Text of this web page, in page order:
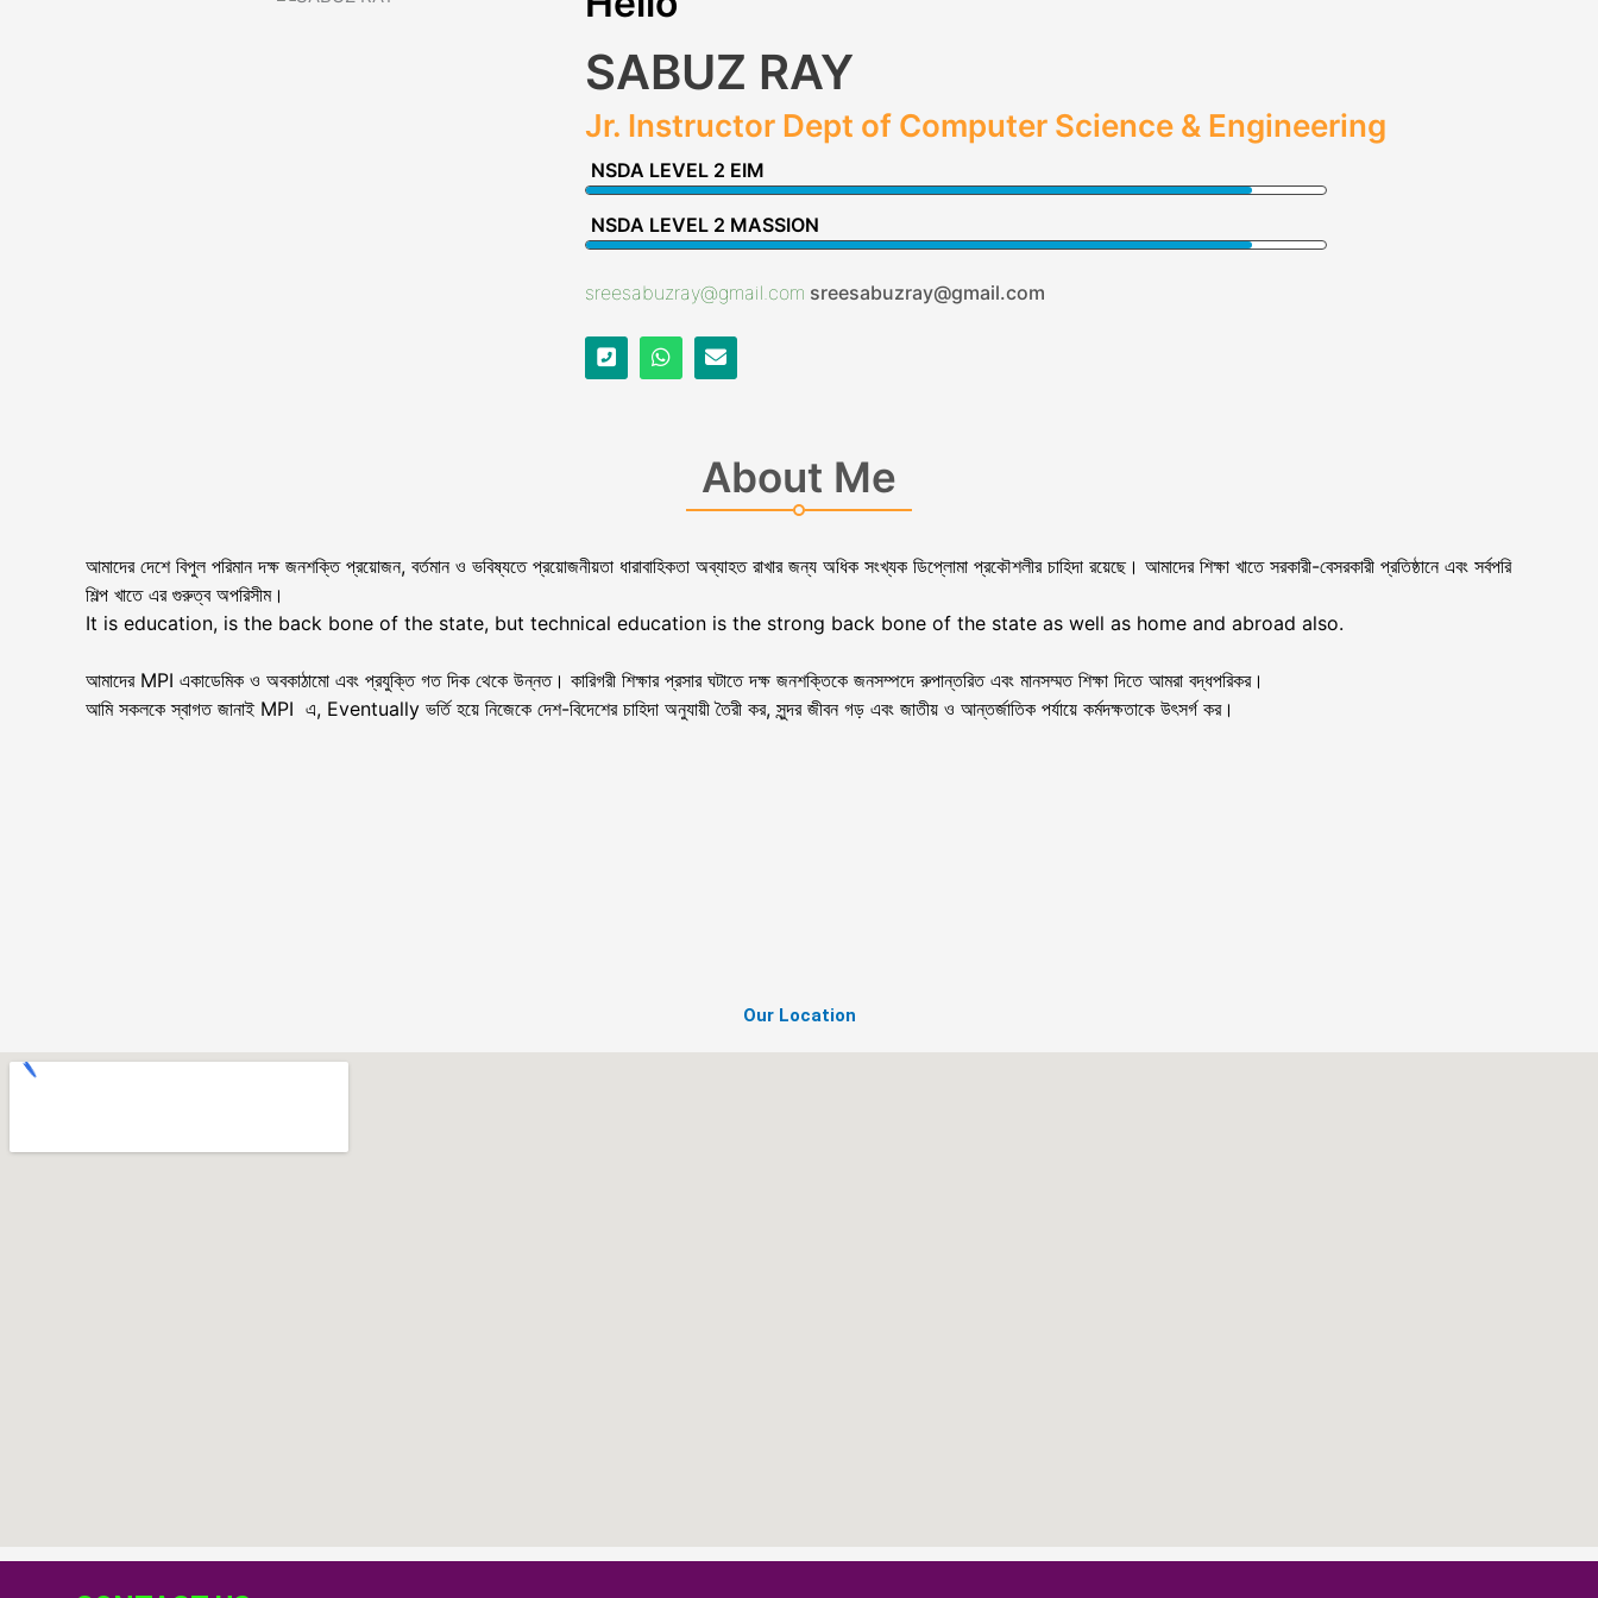
SABUZ RAY
Jr. Instructor Dept of Computer Science & Engineering
NSDA LEVEL 2 EIM
NSDA LEVEL 2 MASSION
sreesabuzray@gmail.com sreesabuzray@gmail.com
About Me
আমাদের দেশে বিপুল পরিমান দক্ষ জনশক্তি প্রয়োজন, বর্তমান ও ভবিষ্যতে প্রয়োজনীয়তা ধারাবাহিকতা অব্যাহত রাখার জন্য অধিক সংখ্যক ডিপ্লোমা প্রকৌশলীর চাহিদা রয়েছে। আমাদের শিক্ষা খাতে সরকারী-বেসরকারী প্রতিষ্ঠানে এবং সর্বপরি
শিল্প খাতে এর গুরুত্ব অপরিসীম।
It is education, is the back bone of the state, but technical education is the strong back bone of the state as well as home and abroad also.
আমাদের MPI একাডেমিক ও অবকাঠামো এবং প্রযুক্তি গত দিক থেকে উন্নত। কারিগরী শিক্ষার প্রসার ঘটাতে দক্ষ জনশক্তিকে জনসম্পদে রুপান্তরিত এবং মানসম্মত শিক্ষা দিতে আমরা বদ্ধপরিকর।
আমি সকলকে স্বাগত জানাই MPI এ, Eventually ভর্তি হয়ে নিজেকে দেশ-বিদেশের চাহিদা অনুযায়ী তৈরী কর, সুন্দর জীবন গড় এবং জাতীয় ও আন্তর্জাতিক পর্যায়ে কর্মদক্ষতাকে উৎসর্গ কর।
Our Location